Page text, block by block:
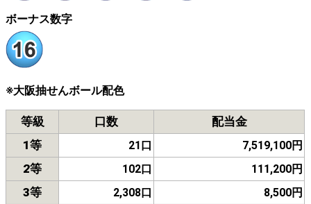
ボーナス数字
※大阪抽せんボール配色
等級 口数
配当金
1等
21口 7,519,100円
2等 102口 111,200円
3等 2,308口 8,500円